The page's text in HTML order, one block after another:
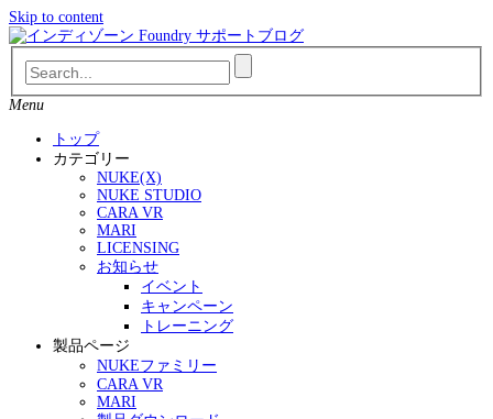
Skip to content
Menu
トップ
カテゴリー
NUKE(X)
NUKE STUDIO
CARA VR
MARI
LICENSING
お知らせ
イベント
キャンペーン
トレーニング
製品ページ
NUKEファミリー
CARA VR
MARI